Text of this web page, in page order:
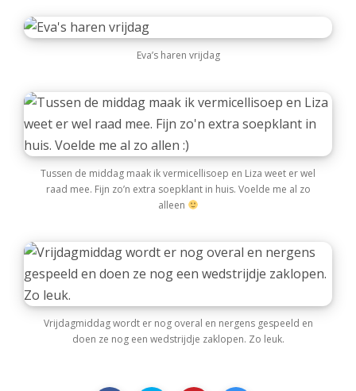
Eva’s haren vrijdag
Tussen de middag maak ik vermicellisoep en Liza weet er wel
raad mee. Fijn zo’n extra soepklant in huis. Voelde me al zo
alleen
Vrijdagmiddag wordt er nog overal en nergens gespeeld en
doen ze nog een wedstrijdje zaklopen. Zo leuk.